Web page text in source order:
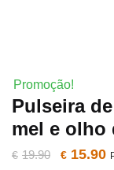
Promoção!
Pulseira
mel e olho
€ 19.90
O
€ 15.90